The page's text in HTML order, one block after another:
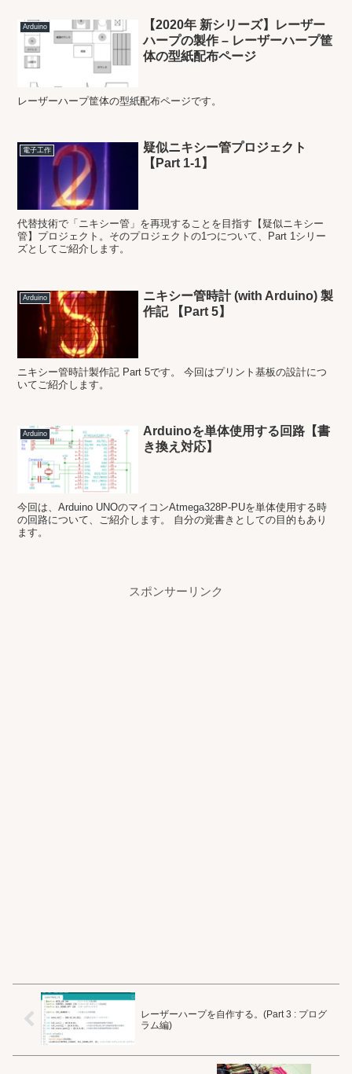
Arduino
【2020年 新シリーズ】レーザー
ハープの製作 – レーザーハープ筐
体の型紙配布ページ
レーザーハープ筐体の型紙配布ページです。
電子工作
疑似ニキシー管プロジェクト
【Part 1-1】
代替技術で「ニキシー管」を再現することを目指す【疑似ニキシー
管】プロジェクト。そのプロジェクトの1つについて、Part 1シリー
ズとしてご紹介します。
Arduino
ニキシー管時計 (with Arduino) 製
作記 【Part 5】
ニキシー管時計製作記 Part 5です。 今回はプリント基板の設計につ
いてご紹介します。
Arduino
Arduinoを単体使用する回路【書
き換え対応】
今回は、Arduino UNOのマイコンAtmega328P-PUを単体使用する時
の回路について、ご紹介します。 自分の覚書きとしての目的もあり
ます。
スポンサーリンク
レーザーハープを自作する。(Part 3 : プログ
ラム編)